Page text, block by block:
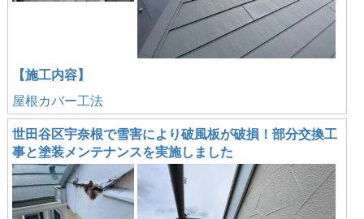
【施工内容】
屋根カバー工法
世田谷区宇奈根で雪害により破風板が破損！部分交換工
事と塗装メンテナンスを実施しました